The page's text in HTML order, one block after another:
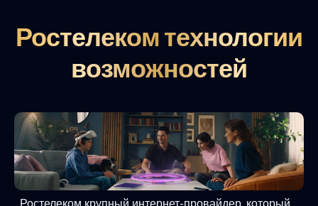
Ростелеком технологии
возможностей
Ростелеком крупный интернет-провайдер, который